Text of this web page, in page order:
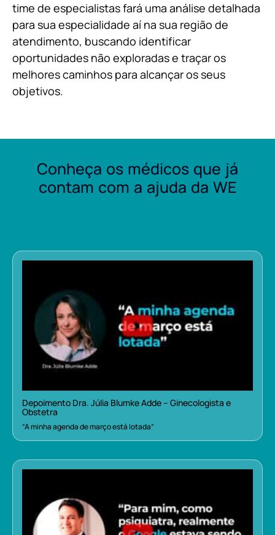
time de especialistas fará uma análise detalhada
para sua especialidade aí na sua região de
atendimento, buscando identificar
oportunidades não exploradas e traçar os
melhores caminhos para alcançar os seus
objetivos.
Conheça os médicos que já
contam com a ajuda da WE
Depoimento Dra. Júlia Blumke Adde – Ginecologista e
Obstetra
“A minha agenda de março está lotada”